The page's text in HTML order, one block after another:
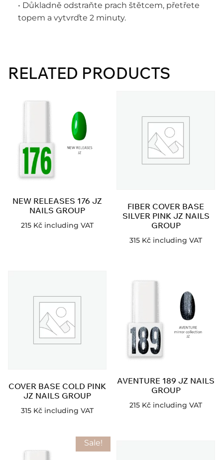
• Důkladně odstraňte prach štětcem, přetřete
topem a vytvrďte 2 minuty.
RELATED PRODUCTS
NEW RELEASES 176 JZ
NAILS GROUP
215 Kč including VAT
FIBER COVER BASE
SILVER PINK JZ NAILS
GROUP
315 Kč including VAT
COVER BASE COLD PINK
JZ NAILS GROUP
315 Kč including VAT
AVENTURE 189 JZ NAILS
GROUP
215 Kč including VAT
Sale!